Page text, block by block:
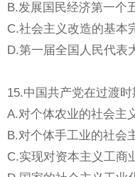
B.发展国民经济第一个
C.社会主义改造的基本
D.第一届全国人民代表
15.中国共产党在过渡
A.对个体农业的社会主
B.对个体手工业的社会
C.实现对资本主义工商